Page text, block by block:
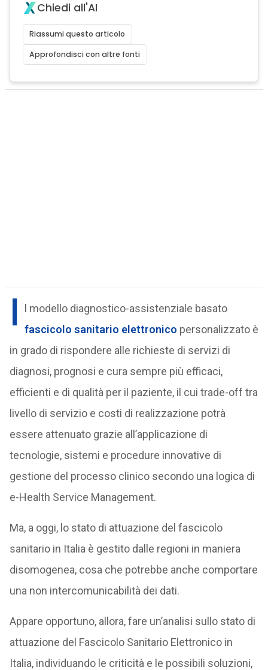
Chiedi all'AI
Riassumi questo articolo
Approfondisci con altre fonti
I
l modello diagnostico-assistenziale basato
fascicolo sanitario elettronico personalizzato è
in grado di rispondere alle richieste di servizi di
diagnosi, prognosi e cura sempre più efficaci,
efficienti e di qualità per il paziente, il cui trade-off tra
livello di servizio e costi di realizzazione potrà
essere attenuato grazie all’applicazione di
tecnologie, sistemi e procedure innovative di
gestione del processo clinico secondo una logica di
e-Health Service Management.
Ma, a oggi, lo stato di attuazione del fascicolo
sanitario in Italia è gestito dalle regioni in maniera
disomogenea, cosa che potrebbe anche comportare
una non intercomunicabilità dei dati.
Appare opportuno, allora, fare un’analisi sullo stato di
attuazione del Fascicolo Sanitario Elettronico in
Italia, individuando le criticità e le possibili soluzioni,